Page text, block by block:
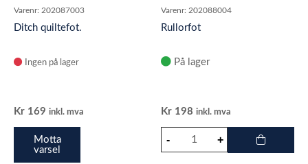
Varenr: 202087003
Ditch quiltefot.
Ingen på lager
Kr 169 inkl. mva
Motta
varsel
Varenr: 202088004
Rullorfot
På lager
Kr 198 inkl. mva